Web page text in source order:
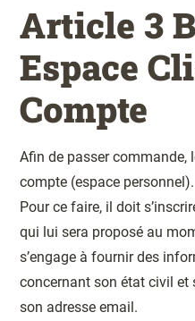
Article 3
Espace
Compte
Afin de passer commande,
compte (espace personnel).
Pour ce faire, il doit
qui lui sera proposé au
s’engage à fournir des
concernant son état civil et
son adresse email.